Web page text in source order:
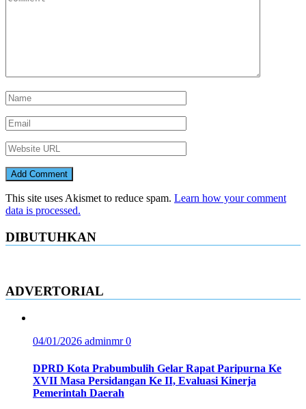
This site uses Akismet to reduce spam. Learn how your comment
data is processed.
DIBUTUHKAN
ADVERTORIAL
04/01/2026 adminmr0
DPRD Kota Prabumbulih Gelar Rapat Paripurna Ke
XVII Masa Persidangan Ke II, Evaluasi Kinerja
Pemerintah Daerah